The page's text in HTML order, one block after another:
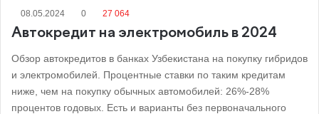
08.05.2024 0 27 064
Автокредит на электромобиль в 2024
Обзор автокредитов в банках Узбекистана на покупку гибридов
и электромобилей. Процентные ставки по таким кредитам
ниже, чем на покупку обычных автомобилей: 26%-28%
процентов годовых. Есть и варианты без первоначального